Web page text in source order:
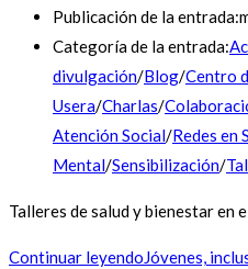
Publicación de la entrada:
Categoría de la entrada:
divulgación/Blog/Centro
Usera/Charlas/
Atención Social/Redes en
Mental/Sensibilización/
Talleres de salud y bienestar en
Continuar leyendoJóvenes,